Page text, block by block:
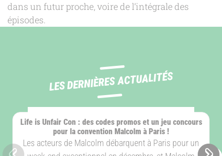
dans un futur proche, voire de l’intégrale des
épisodes.
LES DERNIÈRES ACTUALITÉS
Life is Unfair Con : des codes promos et un jeu concours
pour la convention Malcolm à Paris !
ÉVÈNEMENT
Les acteurs de Malcolm débarquent à Paris pour un